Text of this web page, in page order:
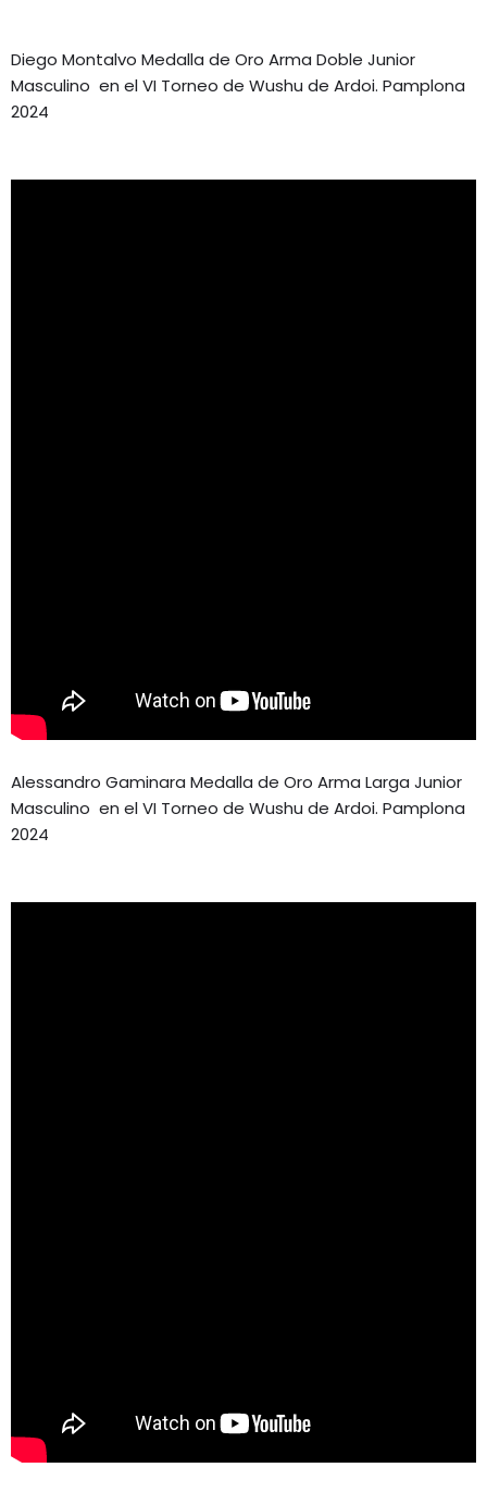
Diego Montalvo Medalla de Oro Arma Doble Junior
Masculino en el VI Torneo de Wushu de Ardoi. Pamplona
2024
Alessandro Gaminara Medalla de Oro Arma Larga Junior
Masculino en el VI Torneo de Wushu de Ardoi. Pamplona
2024